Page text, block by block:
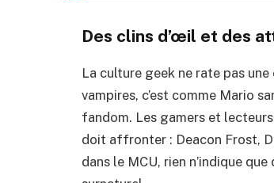
Des clins d’œil et des
La culture geek ne rate pas
vampires, c’est comme Mario
fandom. Les gamers et
doit affronter : Deacon Frost,
dans le MCU, rien n’indique